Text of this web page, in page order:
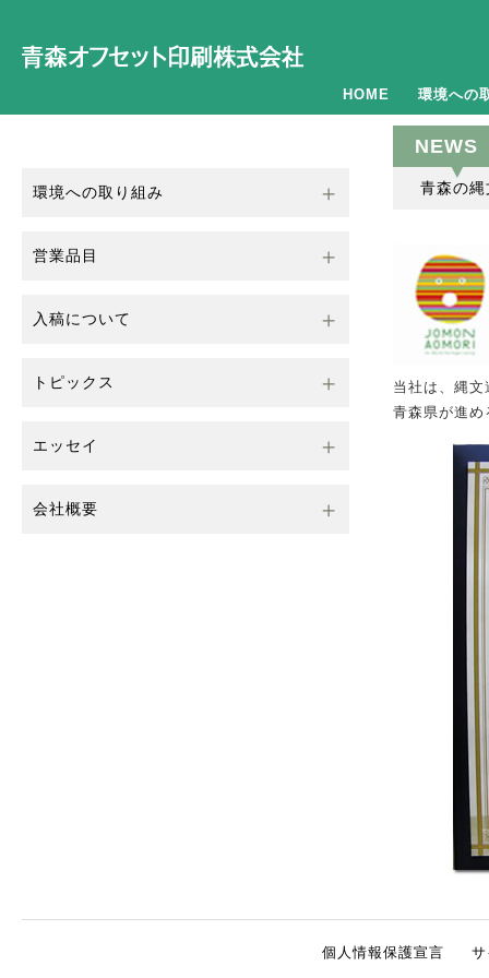
HOME 環境への
環境への取り組み
営業品目
入稿について
トピックス
エッセイ
会社概要
NEWS
青森の
当社は、縄
青森県が進
個人情報保護宣言